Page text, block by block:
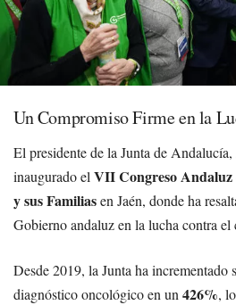
Un Compromiso Firme en la
El presidente de la Junta de Andalucía,
inaugurado el VII Congreso Andaluz
y sus Familiasen Jaén, donde ha
Gobierno andaluz en la lucha contra el
Desde 2019, la Junta ha incrementado
diagnóstico oncológico en un 426%,